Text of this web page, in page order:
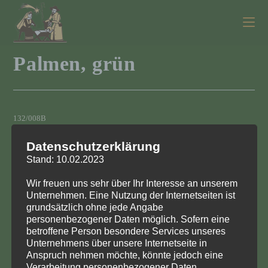
Inhalt
springen
Palmen, grün
132/008B
Höhe 11 und 14 cm
die Palmen passen zu den Figuren 6 cm
Achtung: Auf Grund der Größe auch für Pyramidenbestückung geeignet
Figuren und Bestückungen Palmen
Datenschutzerklärung
Stand: 10.02.2023
Wir freuen uns sehr über Ihr Interesse an unserem
Unternehmen. Eine Nutzung der Internetseiten ist
grundsätzlich ohne jede Angabe
personenbezogener Daten möglich. Sofern eine
betroffene Person besondere Services unseres
Unternehmens über unsere Internetseite in
Anspruch nehmen möchte, könnte jedoch eine